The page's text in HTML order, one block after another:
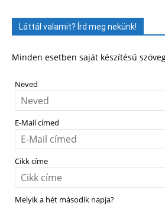
Láttál valamit? Írd meg nekünk!
Minden esetben saját készítésű
Neved
E-Mail címed
Cikk címe
Melyik a hét második napja?